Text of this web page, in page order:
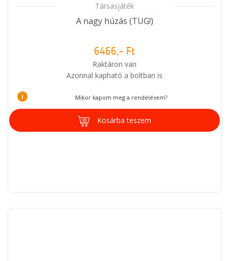
Társasjáték
A nagy húzás (TUG!)
6466,- Ft
Raktáron van
Azonnal kapható a boltban is
i Mikor kapom meg a rendelésem?
Kosárba teszem